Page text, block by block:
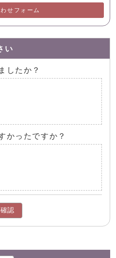
せフォーム
い
したか？
かったですか？
確認